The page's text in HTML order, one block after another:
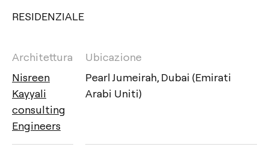
RESIDENZIALE
Architettura
Nisreen
Kayyali
consulting
Engineers
Ubicazione
Pearl Jumeirah, Dubai (Emirati
Arabi Uniti)